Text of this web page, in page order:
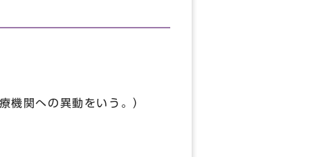
機関への異動をいう。）